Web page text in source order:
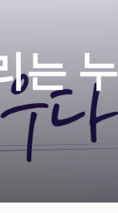
는 누